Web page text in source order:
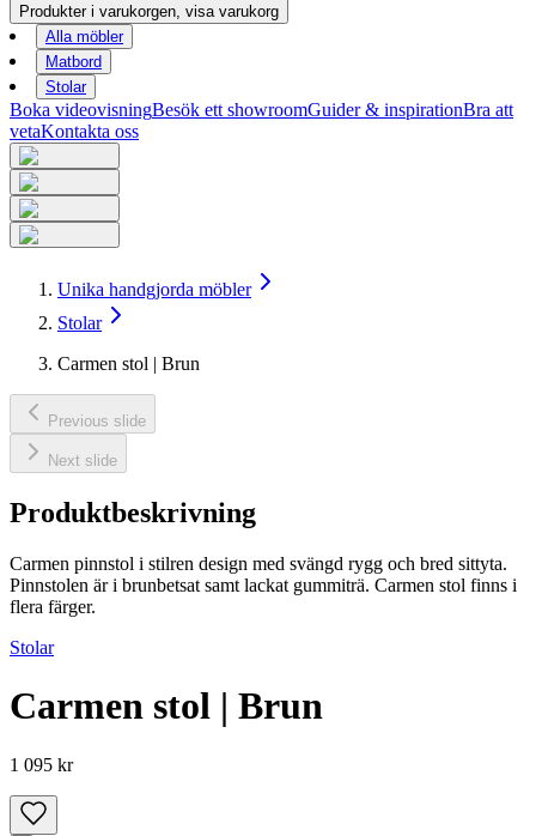
Produkter i varukorgen, visa varukorg
Alla möbler
Matbord
Stolar
Boka videovisningBesök ett showroomGuider & inspirationBra att
vetaKontakta oss
Unika handgjorda möbler
Stolar
Carmen stol | Brun
Previous slide
Next slide
Produktbeskrivning
Carmen pinnstol i stilren design med svängd rygg och bred sittyta.
Pinnstolen är i brunbetsat samt lackat gummiträ. Carmen stol finns i
flera färger.
Stolar
Carmen stol | Brun
1 095 kr